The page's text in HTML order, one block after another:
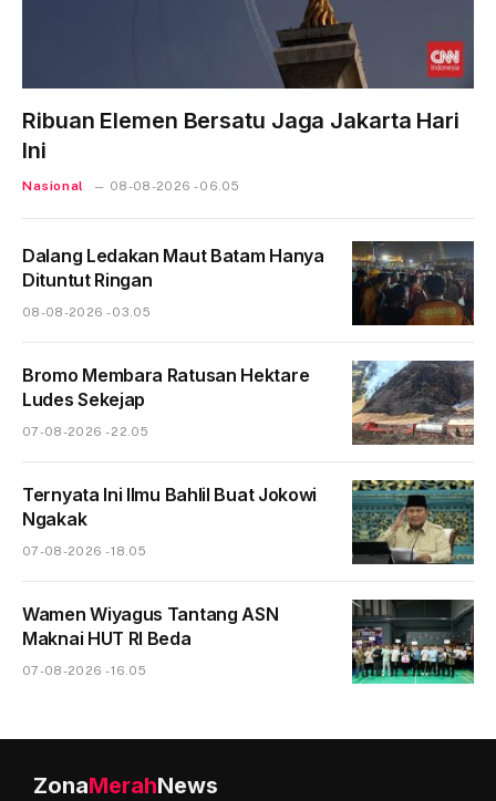
Ribuan Elemen Bersatu Jaga Jakarta Hari
Ini
Nasional 08-08-2026 - 06.05
Dalang Ledakan Maut Batam Hanya
Dituntut Ringan
08-08-2026 - 03.05
Bromo Membara Ratusan Hektare
Ludes Sekejap
07-08-2026 - 22.05
Ternyata Ini Ilmu Bahlil Buat Jokowi
Ngakak
07-08-2026 - 18.05
Wamen Wiyagus Tantang ASN
Maknai HUT RI Beda
07-08-2026 - 16.05
ZonaMerahNews